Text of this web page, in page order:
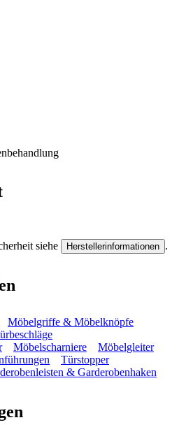
siehe Herstellerinformationen .
Möbelgriffe & Möbelknöpfe
Möbelscharniere
Möbelgleiter
Türstopper
& Garderobenhaken